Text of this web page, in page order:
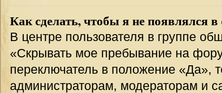
Как сделать, чтобы я не появлялся
В центре пользователя в группе
«Скрывать мое пребывание на
переключатель в положение «Да»,
администраторам, модераторам и